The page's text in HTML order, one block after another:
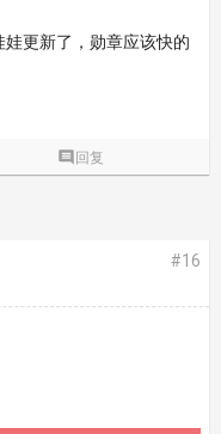
更新了，勋章应该快的
 回复
#16